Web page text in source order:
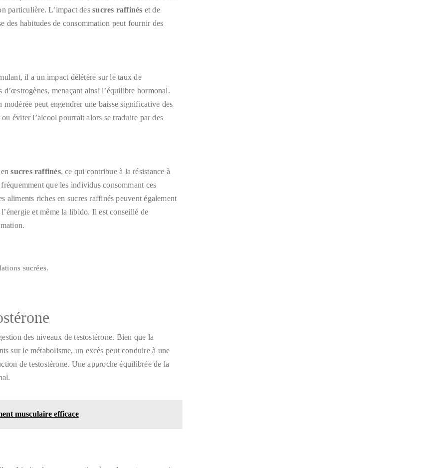
particulière. L’impact dessucres raffinés et de
des habitudes de consommation peut fournir des
il a un impact délétère sur le taux de
d’œstrogènes, menaçant ainsi l’équilibre hormonal.
peut engendrer une baisse significative des
éviter l’alcool pourrait alors se traduire par des
ensucres raffinés, ce qui contribue à la résistance à
que les individus consommant ces
aliments riches en sucres raffinés peuvent également
et même la libido. Il est conseillé de
sucrées.
des niveaux de testostérone. Bien que la
sur le métabolisme, un excès peut conduire à une
de testostérone. Une approche équilibrée de la
musculaire efficace